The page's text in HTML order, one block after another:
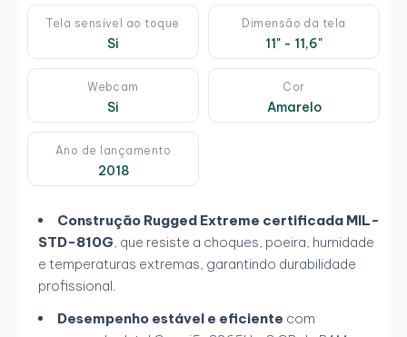
Tela sensível ao toque
Si
Dimensão da tela
11" - 11,6"
Webcam
Si
Cor
Amarelo
Ano de lançamento
2018
Construção Rugged Extreme certificada MIL-
STD-810G, que resiste a choques, poeira, humidade
e temperaturas extremas, garantindo durabilidade
profissional.
Desempenho estável e eficiente com